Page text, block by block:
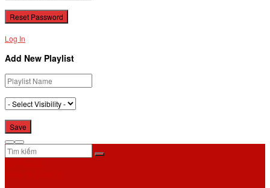
Log In
Add New Playlist